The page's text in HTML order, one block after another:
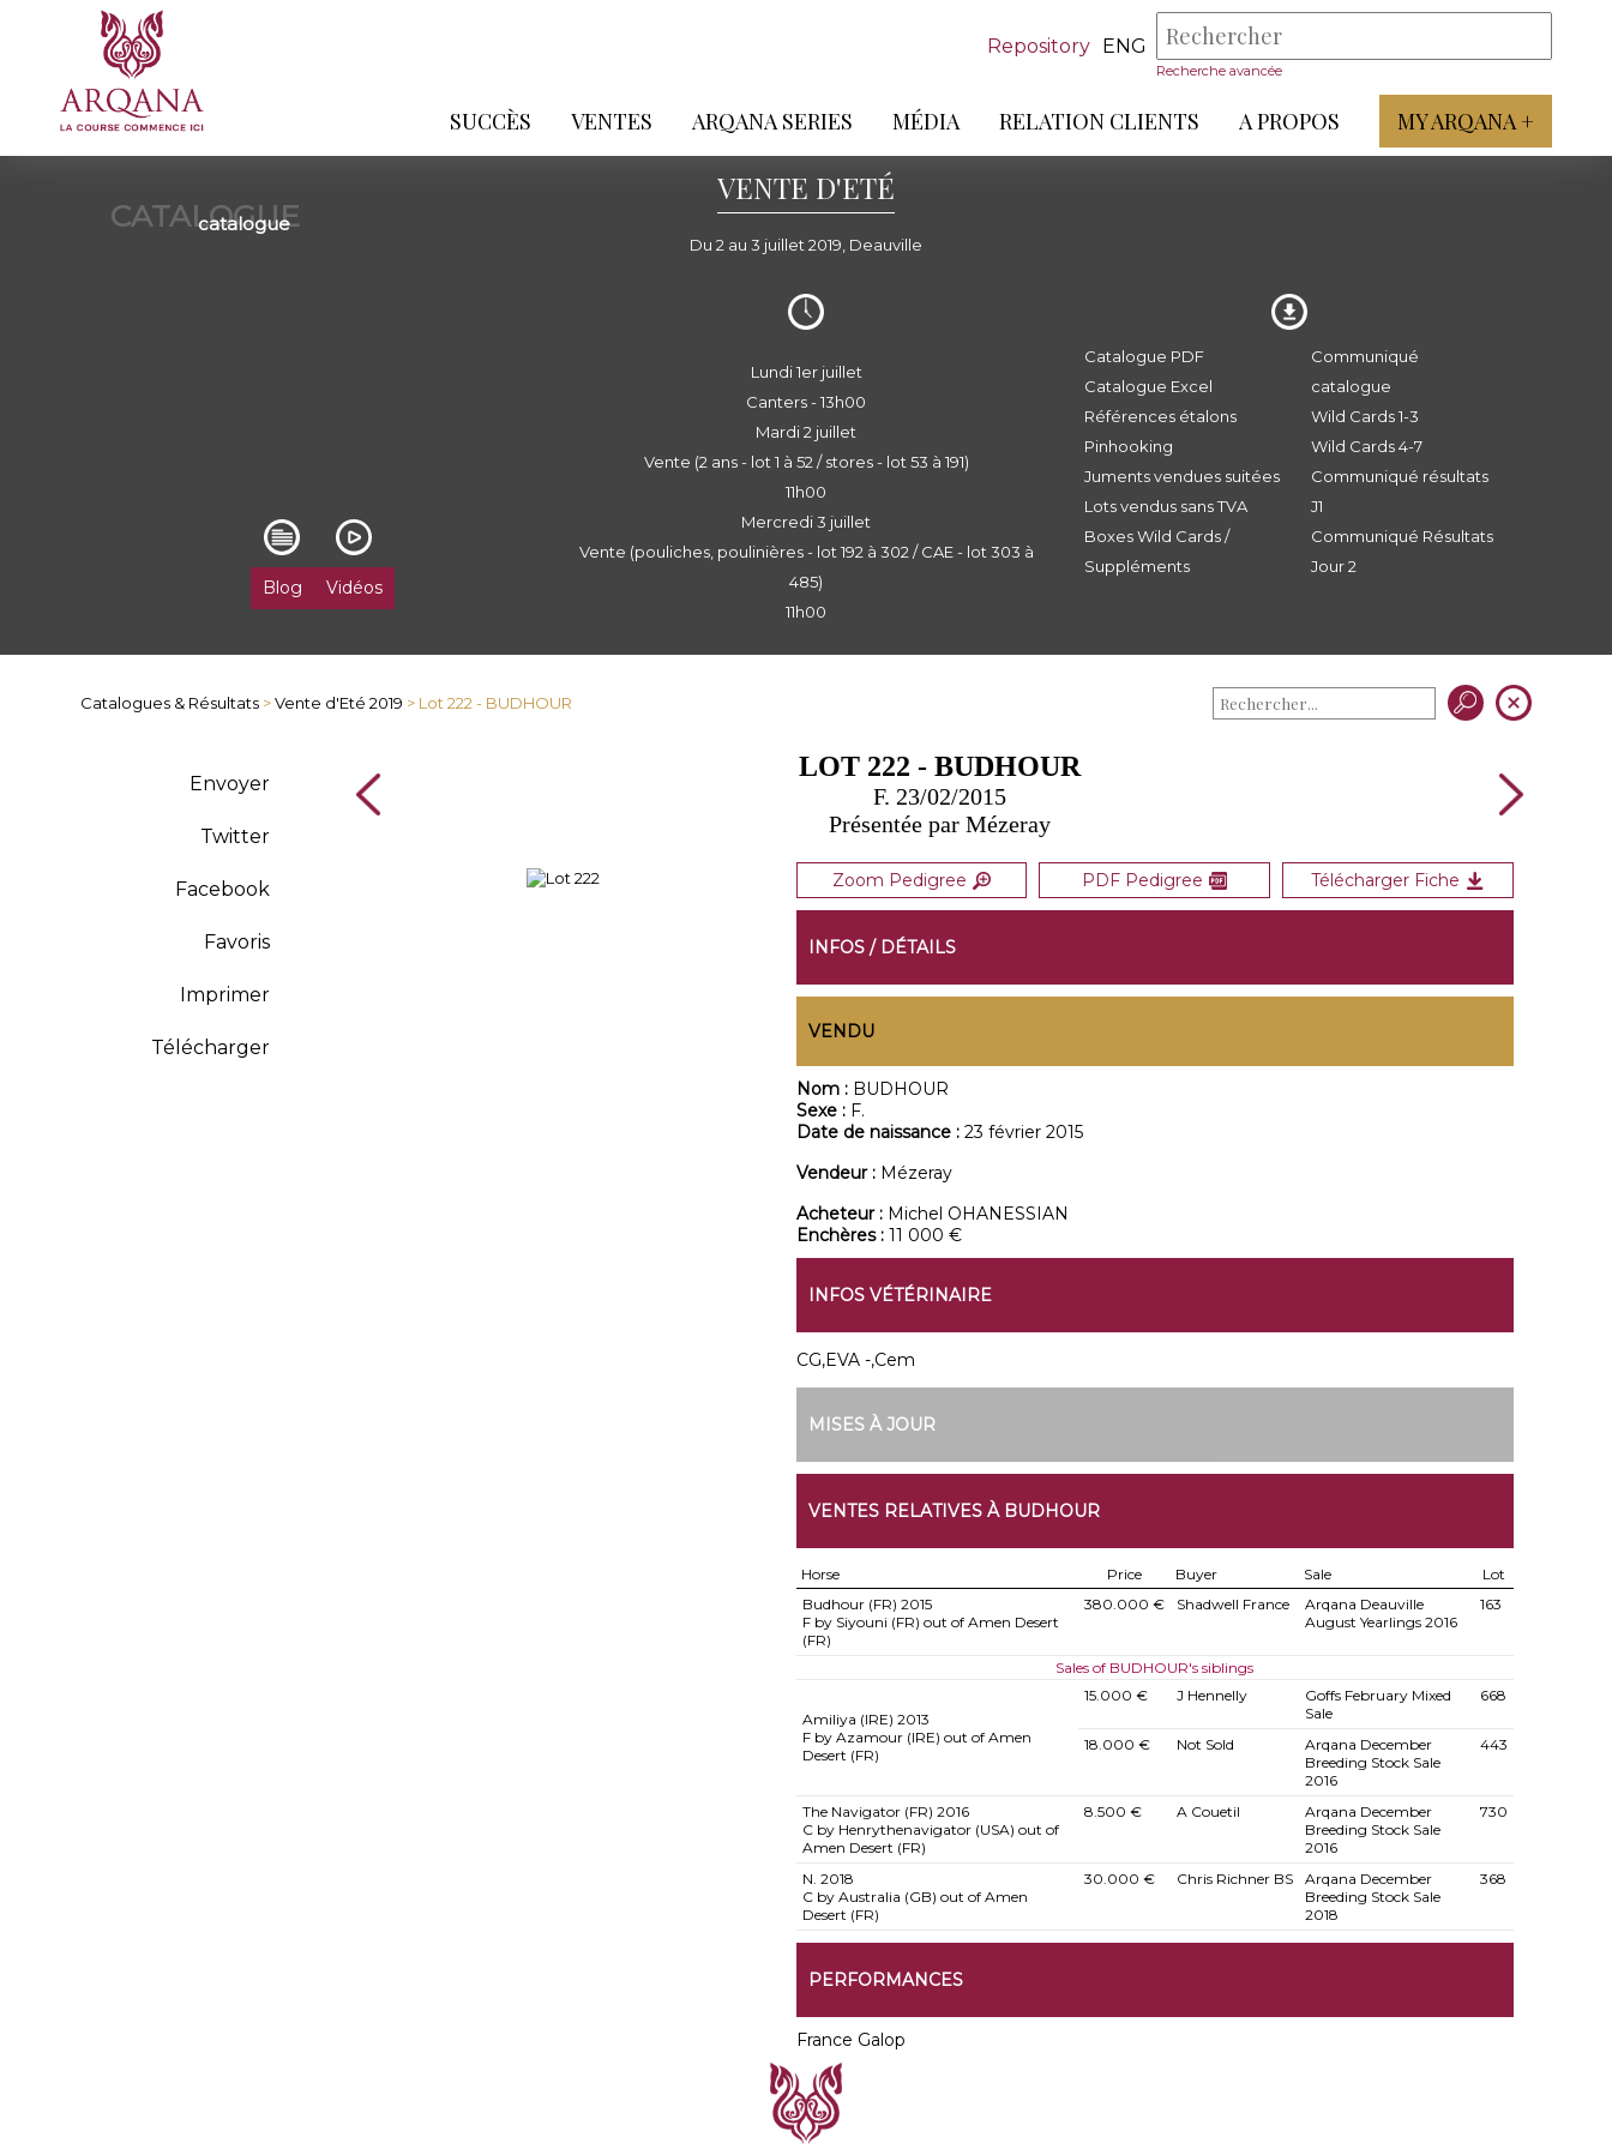
Repository ENG
Recherche avancée
SUCCÈS VENTES ARQANA SERIES MÉDIA RELATION CLIENTS A PROPOS MY ARQANA +
CATALOGUE
catalogue
VENTE D'ETÉ
Du 2 au 3 juillet 2019, Deauville
Blog Vidéos
Lundi 1er juillet
Canters - 13h00
Mardi 2 juillet
Vente (2 ans - lot 1 à 52 / stores - lot 53 à 191)
11h00
Mercredi 3 juillet
Vente (pouliches, poulinières - lot 192 à 302 / CAE - lot 303 à
485)
11h00
Catalogue PDF
Catalogue Excel
Références étalons
Pinhooking
Juments vendues suitées
Lots vendus sans TVA
Boxes Wild Cards /
Suppléments
Communiqué
catalogue
Wild Cards 1-3
Wild Cards 4-7
Communiqué résultats
J1
Communiqué Résultats
Jour 2
Catalogues & Résultats >Vente d'Eté 2019 > Lot 222 - BUDHOUR
Envoyer
Twitter
Facebook
Favoris
Imprimer
Télécharger
LOT 222 - BUDHOUR
F. 23/02/2015
Présentée par Mézeray
Zoom Pedigree PDF Pedigree Télécharger Fiche
INFOS / DÉTAILS
VENDU
Nom : BUDHOUR
Sexe : F.
Date de naissance : 23 février 2015
Vendeur : Mézeray
Acheteur : Michel OHANESSIAN
Enchères : 11 000 €
INFOS VÉTÉRINAIRE
CG,EVA -,Cem
MISES À JOUR
VENTES RELATIVES À BUDHOUR
Horse Price Buyer Sale
Lot
Budhour (FR) 2015
F by Siyouni (FR) out of Amen Desert
(FR)
380.000 € Shadwell France
Arqana Deauville
August Yearlings 2016
163
Sales of BUDHOUR's siblings
Amiliya (IRE) 2013
F by Azamour (IRE) out of Amen
Desert (FR)
15.000 € J Hennelly
Goffs February Mixed
Sale
668
18.000 € Not Sold
Arqana December
Breeding Stock Sale
2016
443
The Navigator (FR) 2016
C by Henrythenavigator (USA) out of
Amen Desert (FR)
8.500 € A Couetil
Arqana December
Breeding Stock Sale
2016
730
N. 2018
C by Australia (GB) out of Amen
Desert (FR)
30.000 € Chris Richner BS
Arqana December
Breeding Stock Sale
2018
368
PERFORMANCES
France Galop